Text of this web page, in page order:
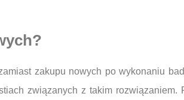
zakupu nowych po wykonaniu
związanych z takim rozwiązaniem.